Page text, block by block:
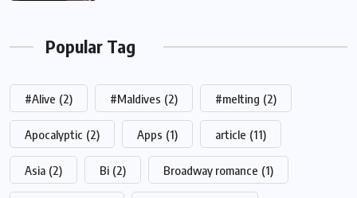
Popular Tag
#Alive (2) #Maldives (2) #melting (2)
Apocalyptic (2) Apps (1) article (11)
Asia (2) Bi (2) Broadway romance (1)